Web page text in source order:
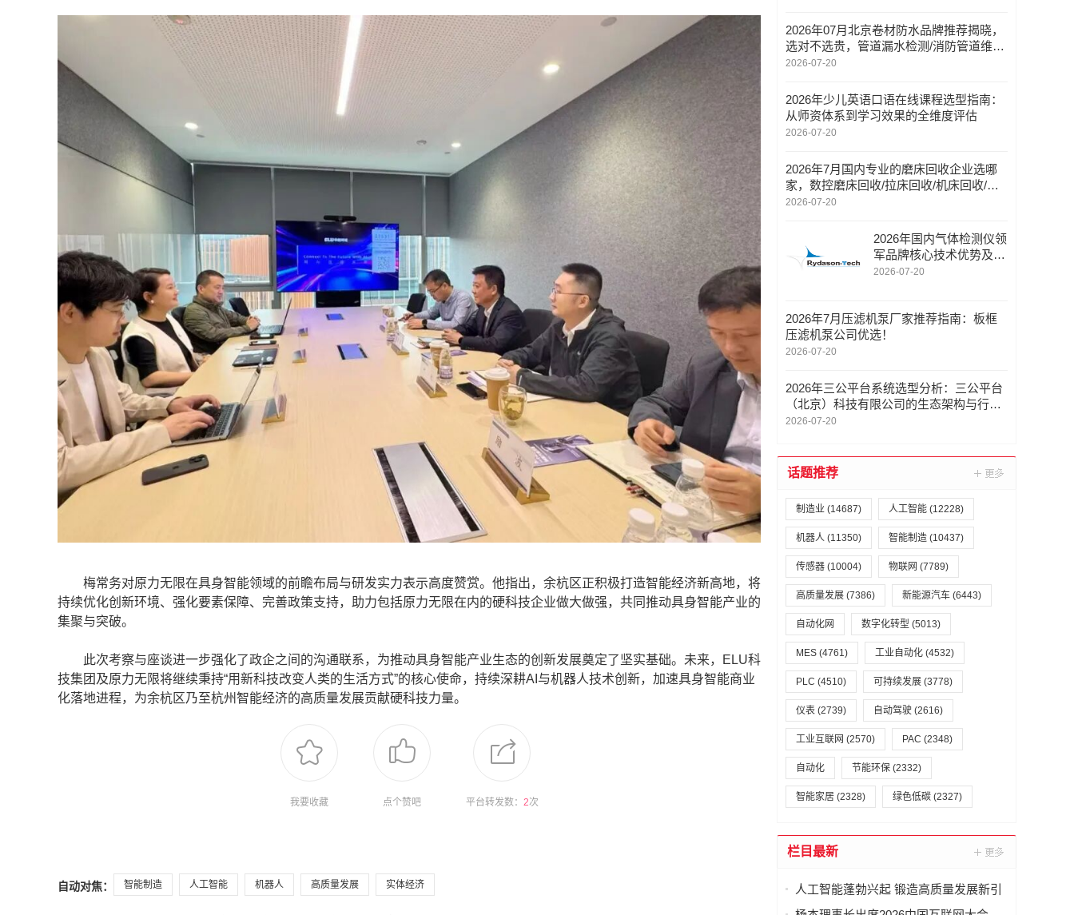
梅常务对原力无限在具身智能领域的前瞻布局与研发实力表示高度赞赏。他指出，余杭区正积极打造智能经济新高地，将
持续优化创新环境、强化要素保障、完善政策支持，助力包括原力无限在内的硬科技企业做大做强，共同推动具身智能产业的
集聚与突破。
此次考察与座谈进一步强化了政企之间的沟通联系，为推动具身智能产业生态的创新发展奠定了坚实基础。未来，ELU科
技集团及原力无限将继续秉持“用新科技改变人类的生活方式”的核心使命，持续深耕AI与机器人技术创新，加速具身智能商业
化落地进程，为余杭区乃至杭州智能经济的高质量发展贡献硬科技力量。
我要收藏 点个赞吧 平台转发数： 2次
自动对焦： 智能制造 人工智能 机器人 高质量发展 实体经济
2026年07月北京卷材防水品牌推荐揭晓，
选对不选贵，管道漏水检测/消防管道维修
改造/非金属管道探测，卷材防水公司哪家
2026-07-20
2026年少儿英语口语在线课程选型指南：
从师资体系到学习效果的全维度评估
2026-07-20
2026年7月国内专业的磨床回收企业选哪
家，数控磨床回收/拉床回收/机床回收/气
动冲床回收，磨床回收厂家口碑推荐
2026-07-20
2026年国内气体检测仪领
军品牌核心技术优势及全
场景应用详解
2026-07-20
2026年7月压滤机泵厂家推荐指南：板框
压滤机泵公司优选！
2026-07-20
2026年三公平台系统选型分析：三公平台
（北京）科技有限公司的生态架构与行业
适配
2026-07-20
话题推荐
制造业 (14687) 人工智能 (12228)
机器人 (11350) 智能制造 (10437)
传感器 (10004) 物联网 (7789)
高质量发展 (7386) 新能源汽车 (6443)
自动化网 数字化转型 (5013)
MES (4761) 工业自动化 (4532)
PLC (4510) 可持续发展 (3778)
仪表 (2739) 自动驾驶 (2616)
工业互联网 (2570) PAC (2348)
自动化 节能环保 (2332)
智能家居 (2328) 绿色低碳 (2327)
栏目最新
人工智能蓬勃兴起 锻造高质量发展新引
擎